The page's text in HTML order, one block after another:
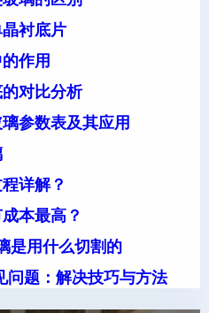
衬底片
作用
对比分析
参数表及其应用
详解？
本最高？
是用什么切割的
问题：解决技巧与方法